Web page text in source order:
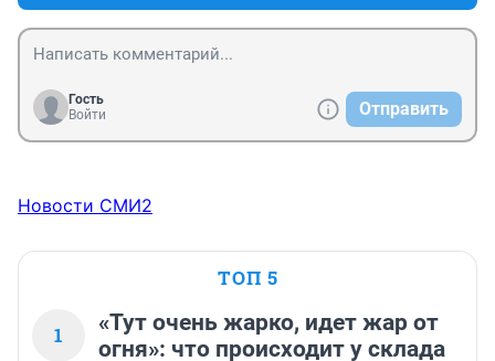
Гость
Войти
Отправить
Новости СМИ2
ТОП 5
1
«Тут очень жарко, идет жар от
огня»: что происходит у склада